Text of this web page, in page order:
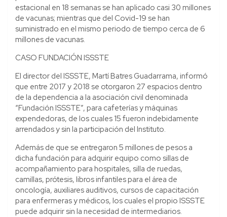
estacional en 18 semanas se han aplicado casi 30 millones
de vacunas; mientras que del Covid-19 se han
suministrado en el mismo periodo de tiempo cerca de 6
millones de vacunas.
CASO FUNDACIÓN ISSSTE
El director del ISSSTE, Martí Batres Guadarrama, informó
que entre 2017 y 2018 se otorgaron 27 espacios dentro
de la dependencia a la asociación civil denominada
“Fundación ISSSTE”, para cafeterías y máquinas
expendedoras, de los cuales 15 fueron indebidamente
arrendados y sin la participación del Instituto.
Además de que se entregaron 5 millones de pesos a
dicha fundación para adquirir equipo como sillas de
acompañamiento para hospitales, silla de ruedas,
camillas, prótesis, libros infantiles para el área de
oncología, auxiliares auditivos, cursos de capacitación
para enfermeras y médicos, los cuales el propio ISSSTE
puede adquirir sin la necesidad de intermediarios.